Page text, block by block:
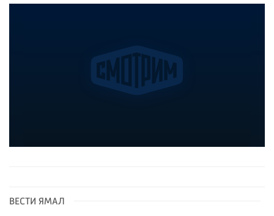
ВЕСТИ ЯМАЛ